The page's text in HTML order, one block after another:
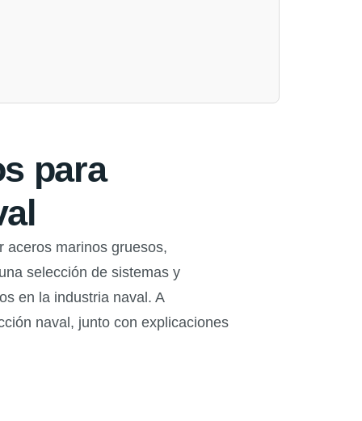
para
aceros marinos gruesos,
selección de sistemas y
en la industria naval. A
naval, junto con explicaciones